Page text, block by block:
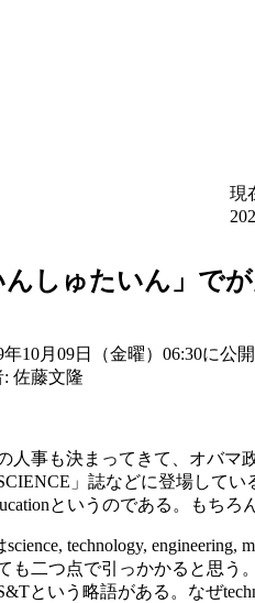
現
んしゅたいん」で
年10月09日（金曜）06:30に公開
: 佐藤文隆
人事も決まってきて、オバマ
」誌などに登場して
というのである。もち
science, technology,
も二つ点で引っかかると思う
という略語がある。なぜ